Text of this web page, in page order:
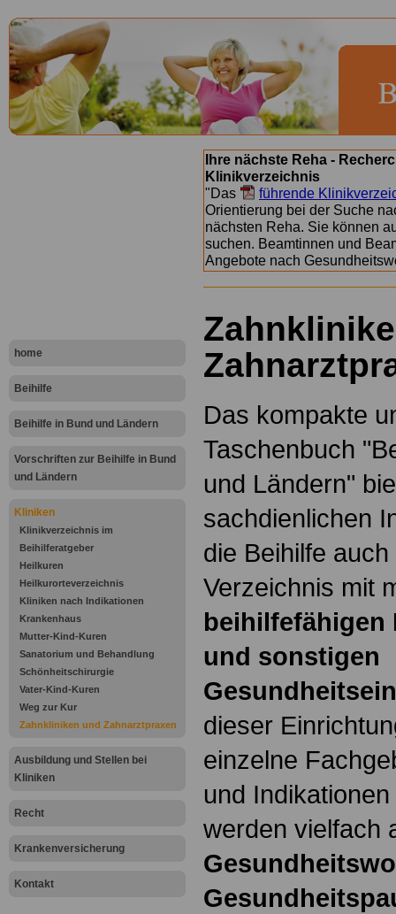
home
Beihilfe
Beihilfe in Bund und Ländern
Vorschriften zur Beihilfe in Bund
und Ländern
Kliniken
Klinikverzeichnis im
Beihilferatgeber
Heilkuren
Heilkurorteverzeichnis
Kliniken nach Indikationen
Krankenhaus
Mutter-Kind-Kuren
Sanatorium und Behandlung
Schönheitschirurgie
Vater-Kind-Kuren
Weg zur Kur
Zahnkliniken und Zahnarztpraxen
Ausbildung und Stellen bei
Kliniken
Recht
Krankenversicherung
Kontakt
Ihre nächste Reha -
Klinikverzeichnis
"Das
führende
Orientierung bei der Suche
nächsten Reha. Sie können
suchen. Beamtinnen und
Angebote nach
Das kompakte
Taschenbuch
und Ländern"
sachdienlichen
die Beihilfe
Verzeichnis mit
beihilfefähigen
und sonstigen
dieser
einzelne
und
werden vielfach